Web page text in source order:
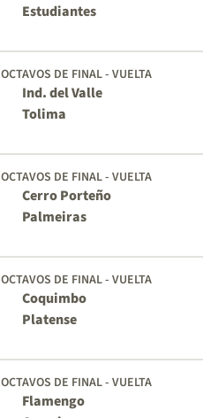
Estudiantes
OCTAVOS DE FINAL - VUELTA
Ind. del Valle
Tolima
OCTAVOS DE FINAL - VUELTA
Cerro Porteño
Palmeiras
OCTAVOS DE FINAL - VUELTA
Coquimbo
Platense
OCTAVOS DE FINAL - VUELTA
Flamengo